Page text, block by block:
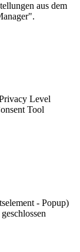
aus dem
Level
Tool
- Popup)